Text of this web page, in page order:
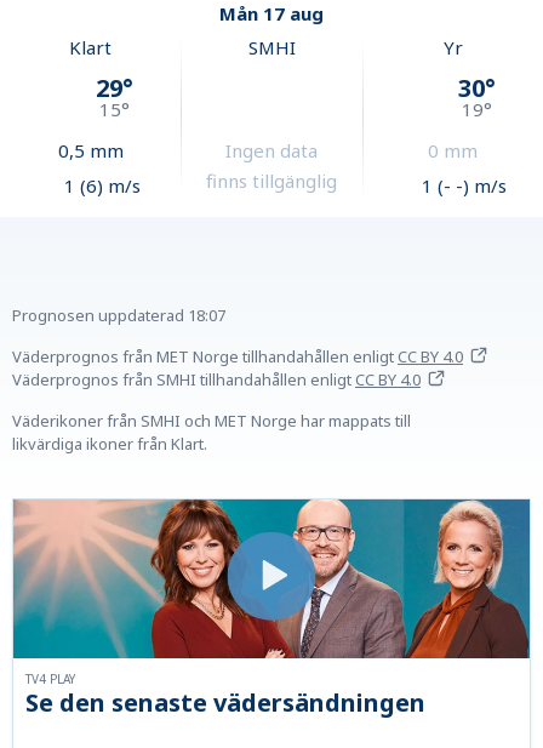
Mån 17 aug
Klart
29°
15°
0,5 mm
1 (6) m/s
SMHI
Ingen data
finns tillgänglig
Yr
30°
19°
0 mm
1 (- -) m/s
Prognosen uppdaterad 18:07
Väderprognos från MET Norge tillhandahållen enligtCC BY 4.0
Väderprognos från SMHI tillhandahållen enligtCC BY 4.0
Väderikoner från SMHI och MET Norge har mappats till
likvärdiga ikoner från Klart.
Se den senaste vädersändningen
TV4 PLAY